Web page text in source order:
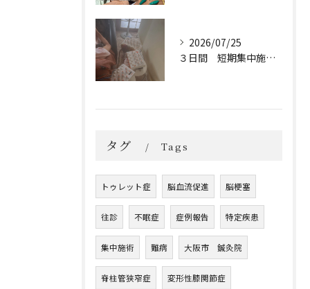
2026/07/25
３日間 短期集中施術 宿泊
タグ Tags
トゥレット症 脳血流促進 脳梗塞
往診 不眠症 症例報告 特定疾患
集中施術 難病 大阪市 鍼灸院
脊柱管狭窄症 変形性膝関節症